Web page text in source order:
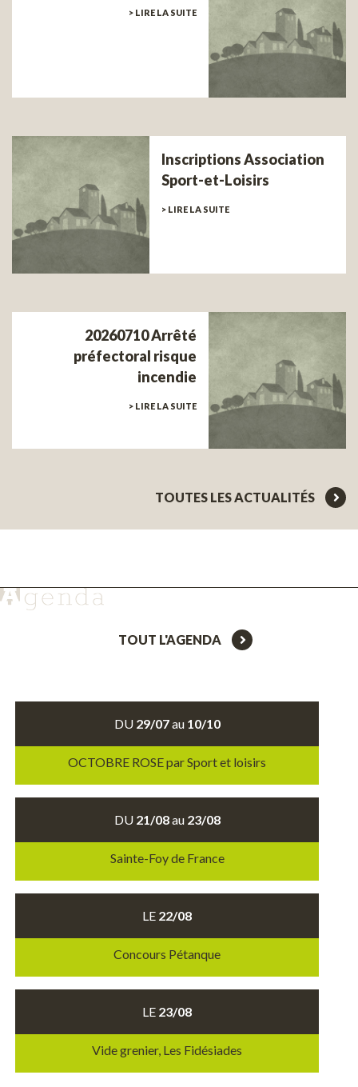
> LIRE LA SUITE
Inscriptions Association
Sport-et-Loisirs
> LIRE LA SUITE
20260710 Arrêté
préfectoral risque
incendie
> LIRE LA SUITE
TOUTES LES ACTUALITÉS
TOUT L'AGENDA
DU 29/07au 10/10
OCTOBRE ROSE par Sport et loisirs
DU 21/08au 23/08
Sainte-Foy de France
LE 22/08
Concours Pétanque
LE 23/08
Vide grenier, Les Fidésiades